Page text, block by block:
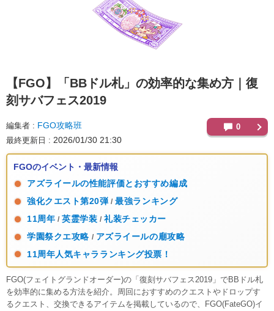
【FGO】
「BBドル札」の効率的な集め方｜復
刻サバフェス2019
編集者 FGO攻略班
最終更新日 2026/01/30 21:30
0
FGOのイベント・最新情報
アズライールの性能評価とおすすめ編成
強化クエスト第20弾 / 最強ランキング
11周年 / 英霊学装 / 礼装チェッカー
学園祭クエ攻略 / アズライールの廟攻略
11周年人気キャラランキング投票！
FGO(フェイトグランドオーダー)の「復刻サバフェス2019」でBBドル札
を効率的に集める方法を紹介。周回におすすめのクエストやドロップす
るクエスト、交換できるアイテムを掲載しているので、FGO(FateGO)イ